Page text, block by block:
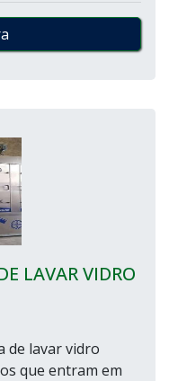
LAVAR VIDRO
de lavar vidro
que entram em